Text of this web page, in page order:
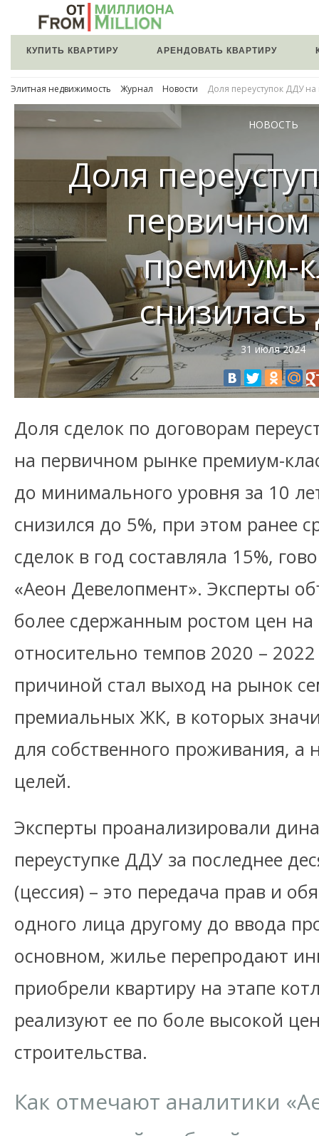
КУПИТЬ КВАРТИРУ АРЕНДОВАТЬ КВАРТИРУ
Элитная недвижимость Журнал Новости Доля переуступок ДДУ
НОВОСТЬ
Доля
премиум-
снизилась
31 июля 2024
Доля сделок по договорам
на первичном рынке премиум-
до минимального уровня за 10
снизился до 5%, при этом ранее
сделок в год составляла 15%,
«Аеон Девелопмент». Эксперты
более сдержанным ростом цен
относительно темпов 2020 –
причиной стал выход на рынок
премиальных ЖК, в которых
для собственного проживания, а
целей.
Эксперты проанализировали
переуступке ДДУ за последнее
(цессия) – это передача прав и
одного лица другому до ввода
основном, жилье перепродают
приобрели квартиру на этапе
реализуют ее по боле высокой
строительства.
Как отмечают аналитики